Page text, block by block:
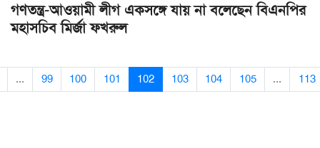
গণতন্ত্র-আওয়ামী লীগ একসঙ্গে যায় না বলেছেন বিএনপির
মহাসচিব মির্জা ফখরুল
... 99 100 101 102 103 104 105 ... 113